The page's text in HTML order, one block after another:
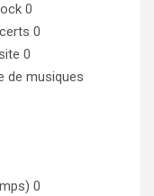
0
0
0
de musiques
0